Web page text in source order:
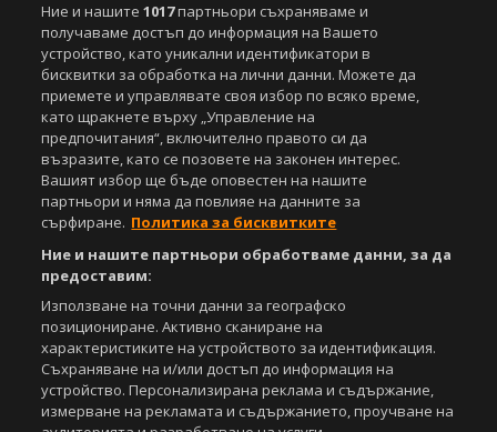
Copyright © 2007-2026 Агенция Спортал. Всички права запазени.
Този уебсайт е собственост на Sportal Media Group
За нас Екип За рекламa
Общи условия
Етични правила на НСС
Лични данни
Управление на предпочитания
Съдържанието на този уеб сайт и технологиите, използвани в него, са
под закрила на Закона за авторското право и сродните му права.
Всички статии, репортажи, интервюта и други текстови, графични и
видео материали, публикувани в сайта, са собственост на Агенция
Спортал, освен ако изрично е посочено друго. Допуска се
публикуване на текстови материали само след писмено съгласие на
Агенция Спортал, посочване на източника и добавяне на линк към
www.sportal.bg. Използването на графични и видео материали,
публикувани в сайта, е строго забранено. Нарушителите ще бъдат
санкционирани с цялата строгост на закона.
Ние и нашите1017партньори съхраняваме и
получаваме достъп до информация на Вашето
устройство, като уникални идентификатори в
бисквитки за обработка на лични данни. Можете да
приемете и управлявате своя избор по всяко време,
като щракнете върху „Управление на
предпочитания“, включително правото си да
възразите, като се позовете на законен интерес.
Вашият избор ще бъде оповестен на нашите
партньори и няма да повлияе на данните за
сърфиране. Политика за бисквитките
Ние и нашите партньори обработваме данни, за да
предоставим:
Използване на точни данни за географско
позициониране. Активно сканиране на
характеристиките на устройството за идентификация.
Съхраняване на и/или достъп до информация на
устройство. Персонализирана реклама и съдържание,
измерване на рекламата и съдържанието, проучване на